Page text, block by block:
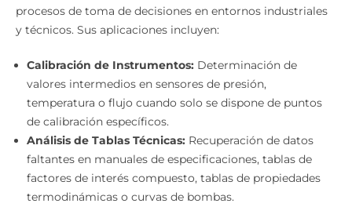
procesos de toma de decisiones en entornos industriales
y técnicos. Sus aplicaciones incluyen:
Calibración de Instrumentos: Determinación de
valores intermedios en sensores de presión,
temperatura o flujo cuando solo se dispone de puntos
de calibración específicos.
Análisis de Tablas Técnicas: Recuperación de datos
faltantes en manuales de especificaciones, tablas de
factores de interés compuesto, tablas de propiedades
termodinámicas o curvas de bombas.